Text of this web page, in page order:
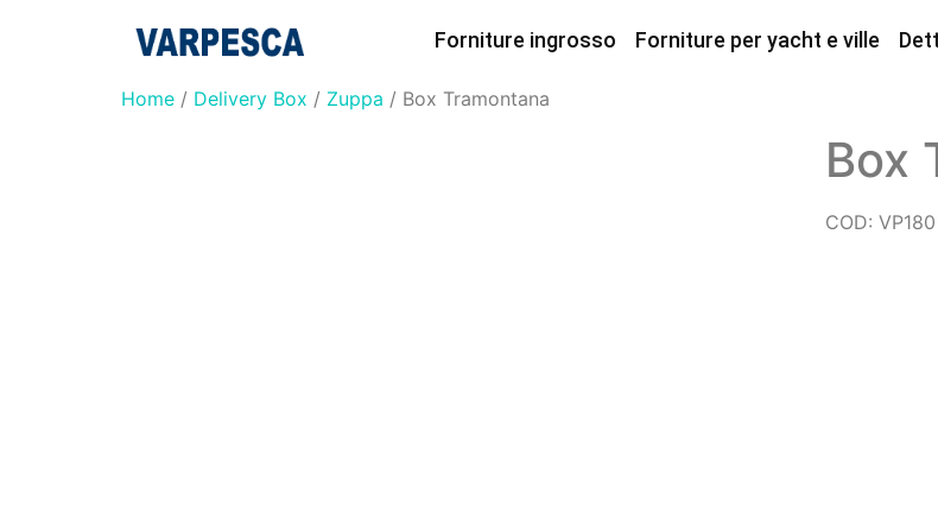
Forniture ingrosso Forniture per yacht e ville
Home / Delivery Box / Zuppa / Box Tramontana
Box
COD: VP180